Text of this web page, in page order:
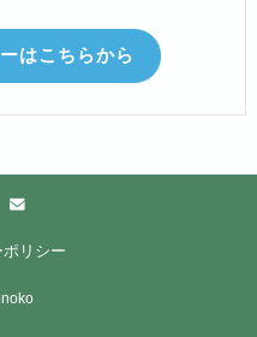
はこちらから
リシー